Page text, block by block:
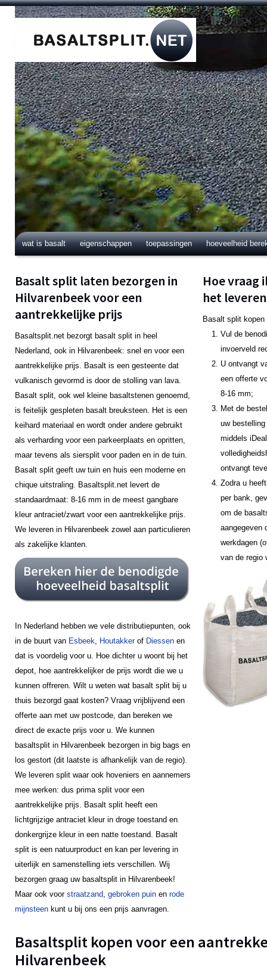
wat is basalt eigenschappen toepassingen hoeveelheid
Basalt split laten bezorgen in
Hilvarenbeek voor een
aantrekkelijke prijs
Basaltsplit.net bezorgt basalt split in heel
Nederland, ook in Hilvarenbeek: snel en voor een
aantrekkelijke prijs. Basalt is een gesteente dat
vulkanisch gevormd is door de stolling van lava.
Basalt split, ook wel kleine basaltstenen genoemd,
is feitelijk gespleten basalt breuksteen. Het is een
keihard materiaal en wordt onder andere gebruikt
als verharding voor een parkeerplaats en opritten,
maar tevens als siersplit voor paden en in de tuin.
Basalt split geeft uw tuin en huis een moderne en
chique uitstraling. Basaltsplit.net levert de
standaardmaat: 8-16 mm in de meest gangbare
kleur antraciet/zwart voor een aantrekkelijke prijs.
We leveren in Hilvarenbeek zowel aan particulieren
als zakelijke klanten.
In Nederland hebben we vele distributiepunten, ook
in de buurt van Esbeek, Houtakkerof Diessen en
dat is voordelig voor u. Hoe dichter u woont bij het
depot, hoe aantrekkelijker de prijs wordt die we u
kunnen offreren. Wilt u weten wat basalt split bij u
thuis bezorgd gaat kosten? Vraag vrijblijvend een
offerte aan met uw postcode, dan bereken we
direct de exacte prijs voor u. We kunnen
basaltsplit in Hilvarenbeek bezorgen in big bags en
los gestort (dit laatste is afhankelijk van de regio).
We leveren split waar ook hoveniers en aannemers
mee werken: dus prima split voor een
aantrekkelijke prijs. Basalt split heeft een
lichtgrijzige antraciet kleur in droge toestand en
donkergrijze kleur in een natte toestand. Basalt
split is een natuurproduct en kan per levering in
uiterlijk en samenstelling iets verschillen. Wij
bezorgen graag uw basaltsplit in Hilvarenbeek!
Maar ook voor straatzand, gebroken puin en rode
mijnsteen kunt u bij ons een prijs aanvragen.
Hoe vraag
het
Basalt split
Vul de
invoerveld
U ontvangt
een offerte
8-16 mm;
Met de
uw
middels
ontvangt
Zodra u
per bank,
om de
aangegeven
werkdagen
van de regio
Basaltsplit kopen voor een
Hilvarenbeek